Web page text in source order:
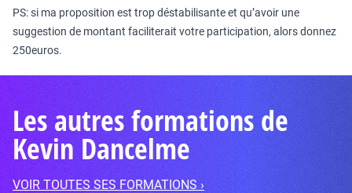
PS: si ma proposition est trop déstabilisante et qu’avoir une
suggestion de montant faciliterait votre participation, alors donnez
250euros.
Les autres formations de
Kevin Dancelme
VOIR TOUTES SES FORMATIONS ›